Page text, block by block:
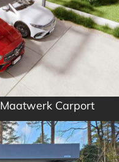
Maatwerk Carport